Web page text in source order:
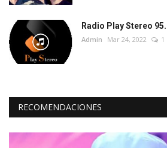
Radio Play Stereo
Admin Mar 24, 2022 1
RECOMENDACIONES